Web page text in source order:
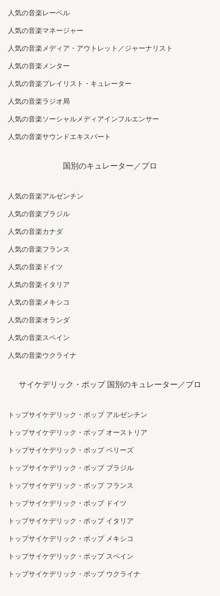
人気の音楽レーベル
人気の音楽マネージャー
人気の音楽メディア・アウトレット／ジャーナリスト
人気の音楽メンター
人気の音楽プレイリスト・キュレーター
人気の音楽ラジオ局
人気の音楽ソーシャルメディアインフルエンサー
人気の音楽サウンドエキスパート
国別のキュレーター／プロ
人気の音楽アルゼンチン
人気の音楽ブラジル
人気の音楽カナダ
人気の音楽フランス
人気の音楽ドイツ
人気の音楽イタリア
人気の音楽メキシコ
人気の音楽オランダ
人気の音楽スペイン
人気の音楽ウクライナ
サイケデリック・ポップ 国別のキュレーター／プロ
トップサイケデリック・ポップ アルゼンチン
トップサイケデリック・ポップ オーストリア
トップサイケデリック・ポップ ベリーズ
トップサイケデリック・ポップ ブラジル
トップサイケデリック・ポップ フランス
トップサイケデリック・ポップ ドイツ
トップサイケデリック・ポップ イタリア
トップサイケデリック・ポップ メキシコ
トップサイケデリック・ポップ スペイン
トップサイケデリック・ポップ ウクライナ